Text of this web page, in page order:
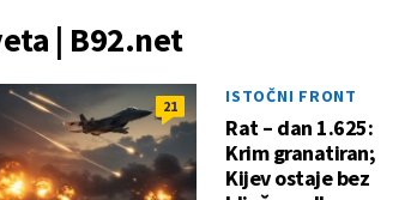
| B92.net
21 ISTOČNI FRONT
Rat – dan 1.625:
Krim granatiran;
Kijev ostaje bez